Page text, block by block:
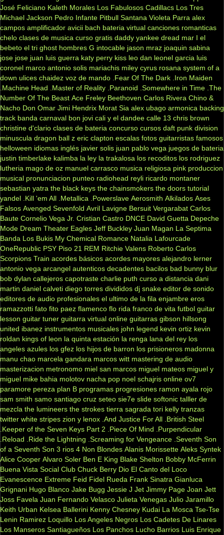
José Feliciano Kaleth Morales Los Fabulosos Cadillacs Los Tres
Michael Jackson Pedro Infante Pitbull Santana Violeta Parra alex
campos amplificador avicii bach bateria virtual canciones romanticas
chelo clases de musica curso gratis daddy yankee dread mar I el
bebeto el tri ghost hombres G intocable jason mraz joaquin sabina
jose jose juan luis guerra katy perry kiss leo dan leonel garcia luis
coronel marco antonio solis mariachis miley cyrus rosana system of a
down ulices chaidez voz de mando .Fear Of The Dark .Iron Maiden
.Machine Head
.Master of Reality .Paranoid .Somewhere in Time .The
Number Of The Beast Ace Freley Beethoven Carlos Rivera Chino &
Nacho Don Omar Jimi Hendrix Morat Sia alex ubago armonica backing
track banda carnaval bon jovi cali y el dandee calle 13 chris brown
christine d'clario clases de bateria concurso cursos daft punk division
minuscula dragon ball z eric clapton escalas fotos guitarristas famosos
helloween idiomas inglés javier solis juan pablo vega juegos de bateria
justin timberlake kalimba la ley la trakalosa los recoditos los rodriguez
lutheria mago de oz manuel carrasco musica religiosa pink produccion
musical pronunciacion punteo radiohead reyli ricardo montaner
sebastian yatra the black keys the chainsmokers the doors tutorial
yandel .Kill 'em All .Metallica .Powerslave Aerosmith Alkilados Ases
Falsos Avenged Sevenfold Avril Lavigne Bersuit Vergarabat Carlos
Baute Cornelio Vega Jr. Cristian Castro DNCE David Guetta Depeche
Mode Dream Theater Eagles Jeff Buckley Juan Magan La Septima
Banda Los Bukis My Chemical Romance Natalia Lafourcade
OneRepublic PSY Piso 21 REM Ritchie Valens Roberto Carlos
Scorpions Train acordes básicos acordes mayores alejandro lerner
antonio vega arcangel autenticos decadentes bacilos bad bunny blur
bob dylan callejeros capotraste charlie puth curso a distancia dani
martin daniel calveti diego torres divididos dj snake editor de sonido
editores de audio profesionales el ultimo de la fila enjambre eros
ramazzotti fato fito paez flamenco flo rida franco de vita futbol guitar
lesson guitar tuner guitarra virtual online guitarras gibson hillsong
united ibanez instrumentos musicales john legend kevin ortiz kevin
roldan kings of leon la quinta estación la renga lana del rey los
angeles azules los gfez los hijos de barron los prisioneros madonna
manu chao marcela gandara marcos witt mastering de audio
masterizacion metronomo miel san marcos miguel mateos miguel y
miguel mike bahia molotov nacha pop noel schajris online ov7
paramore pereza plan B programas progresiones ramon ayala rojo
sam smith samo santiago cruz seteo sie7e slide softonic talller de
mezcla the lumineers the strokes tierra sagrada tori kelly tranzas
twitter white stripes zion y lenox .And Justice For All .British Steel
.Keeper of the Seven Keys Part 2
.Piece Of Mind
.Purpendicular
.Reload
.Ride the Lightning .Screaming for Vengeance .Seventh Son
of a Seventh Son 3 rios 4 Non Blondes Alanis Morissette Aleks Syntek
Alice Cooper Alvaro Soler Ben E King Blake Shelton Bobby McFerrin
Buena Vista Social Club Chuck Berry Dio El Canto del Loco
Evanescence Extreme Feid Fidel Rueda Frank Sinatra Gianluca
Grignani Hugo Blanco Jake Bugg Jessie J Jet Jimmy Page Joan Jett
Joss Favela Juan Fernando Velasco Julieta Venegas Julio Jaramillo
Keith Urban Kelsea Ballerini Kenny Chesney Kudai La Mosca Tse-Tse
Lenin Ramirez Loquillo Los Angeles Negros Los Cadetes De Linares
Los Manseros Santiagueños Los Panchos Lucho Barrios Luis Enrique